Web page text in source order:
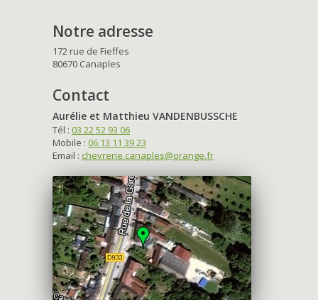
Notre adresse
172 rue de Fieffes
80670 Canaples
Contact
Aurélie et Matthieu VANDENBUSSCHE
Tél : 03 22 52 93 06
Mobile : 06 13 11 39 23
Email : chevrerie.canaples@orange.fr